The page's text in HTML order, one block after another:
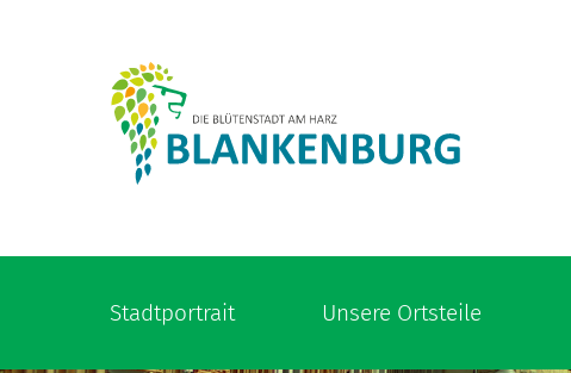
Stadtportrait Unsere Ortsteile